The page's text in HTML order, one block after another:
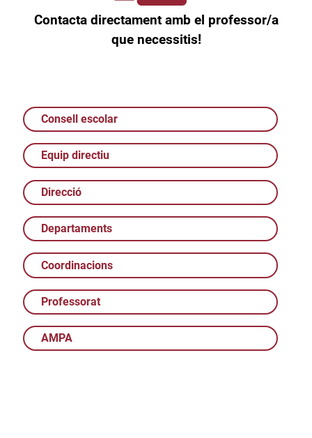
Contacta directament amb el professor/a
que necessitis!
Consell escolar
Equip directiu
Direcció
Departaments
Coordinacions
Professorat
AMPA